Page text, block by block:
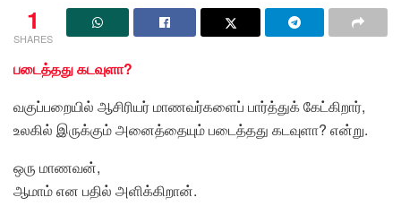
1
SHARES
படைத்தது கடவுளா?
வகுப்பறையில் ஆசிரியர் மாணவர்களைப் பார்த்துக் கேட்கிறார்,
உலகில் இருக்கும் அனைத்தையும் படைத்தது கடவுளா? என்று.
ஒரு மாணவன்,
ஆமாம் என பதில் அளிக்கிறான்.